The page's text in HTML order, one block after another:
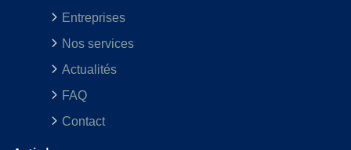
Entreprises
Nos services
Actualités
FAQ
Contact